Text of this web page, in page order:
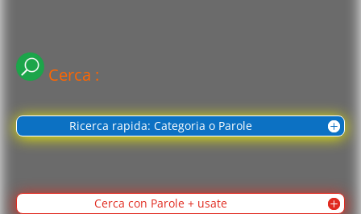
Cerca :
Ricerca rapida: Categoria o Parole
Cerca con Parole + usate